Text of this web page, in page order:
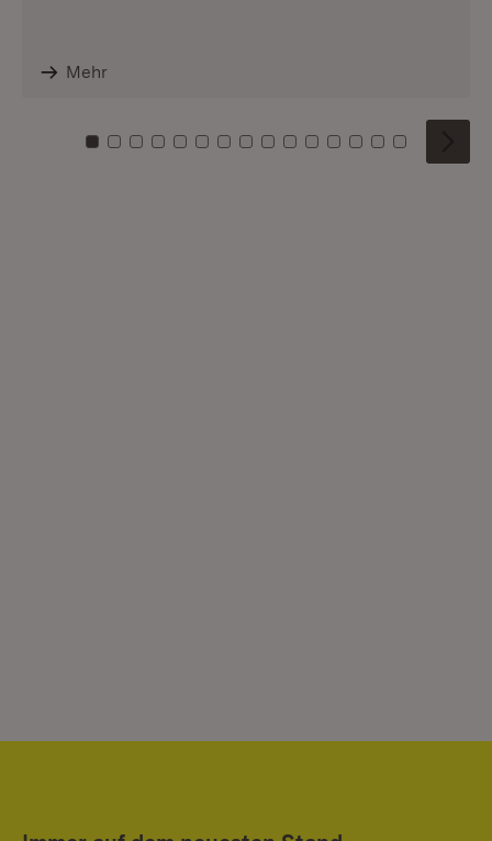
Mehr
Zu Kachel: 0
Zu Kachel: 1
Zu Kachel: 2
Zu Kachel: 3
Zu Kachel: 4
Zu Kachel: 5
Zu Kachel: 6
Zu Kachel: 7
Zu Kachel: 8
Zu Kachel: 9
Zu Kachel: 10
Zu Kachel: 11
Zu Kachel: 12
Zu Kachel:
Zu